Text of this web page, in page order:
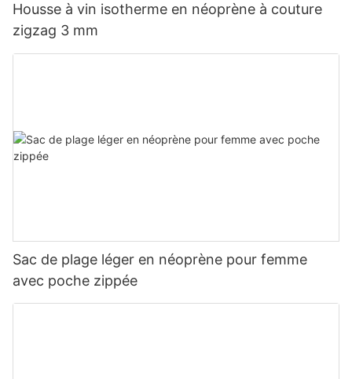
Housse à vin isotherme en néoprène à couture
zigzag 3 mm
Sac de plage léger en néoprène pour femme
avec poche zippée